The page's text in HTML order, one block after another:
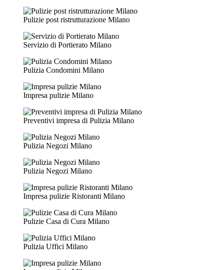
Pulizie post ristrutturazione Milano
Servizio di Portierato Milano
Pulizia Condomini Milano
Impresa pulizie Milano
Preventivi impresa di Pulizia Milano
Pulizia Negozi Milano
Pulizia Negozi Milano
Impresa pulizie Ristoranti Milano
Pulizie Casa di Cura Milano
Pulizia Uffici Milano